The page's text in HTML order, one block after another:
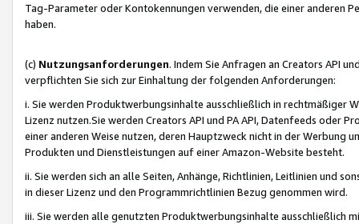
Tag-Parameter oder Kontokennungen verwenden, die einer anderen
haben.
(c) Nutzungsanforderungen. Indem Sie Anfragen an Creators API
verpflichten Sie sich zur Einhaltung der folgenden Anforderungen:
i. Sie werden Produktwerbungsinhalte ausschließlich in rechtmäßiger
Lizenz nutzen.Sie werden Creators API und PA API, Datenfeeds oder
einer anderen Weise nutzen, deren Hauptzweck nicht in der Werbung
Produkten und Dienstleistungen auf einer Amazon-Website besteht.
ii. Sie werden sich an alle Seiten, Anhänge, Richtlinien, Leitlinien und
in dieser Lizenz und den Programmrichtlinien Bezug genommen wird.
iii. Sie werden alle genutzten Produktwerbungsinhalte ausschließlich